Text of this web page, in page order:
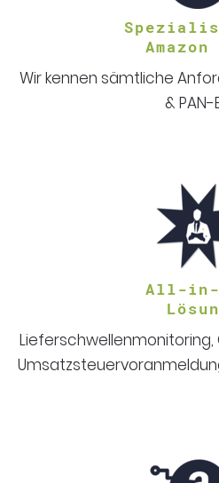
Amazon
Wir kennen sämtliche
& PAN-
All-in-
Lieferschwellenmonitoring,